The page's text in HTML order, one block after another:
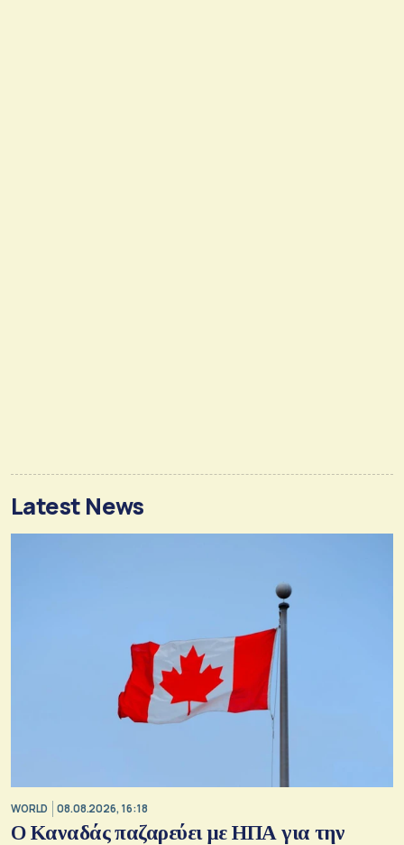
Latest News
WORLD 08.08.2026, 16:18
Ο Καναδάς παζαρεύει με ΗΠΑ για την